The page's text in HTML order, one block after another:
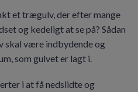
et trægulv, der efter mange
og kedeligt at se på? Sådan
være indbydende og
som gulvet er lagt i.
i at få nedslidte og